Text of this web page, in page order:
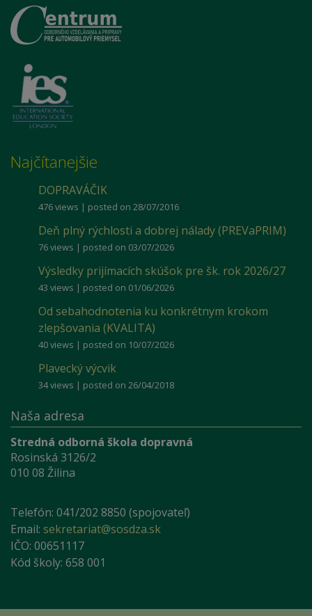
Najčítanejšie
DOPRAVÁČIK
476 views | posted on 28/07/2016
Deň plný rýchlosti a dobrej nálady (PREVaPRIM)
76 views | posted on 03/07/2026
Výsledky prijímacích skúšok pre šk. rok 2026/27
43 views | posted on 01/06/2026
Od sebahodnotenia ku konkrétnym krokom
zlepšovania (KVALITA)
40 views | posted on 10/07/2026
Plavecký výcvik
34 views | posted on 26/04/2018
Naša adresa
Stredná odborná škola dopravná
Rosinská 3126/2
010 08 Žilina
Telefón: 041/202 8850 (spojovateľ)
Email: sekretariat@sosdza.sk
IČO: 00651117
Kód školy: 658 001